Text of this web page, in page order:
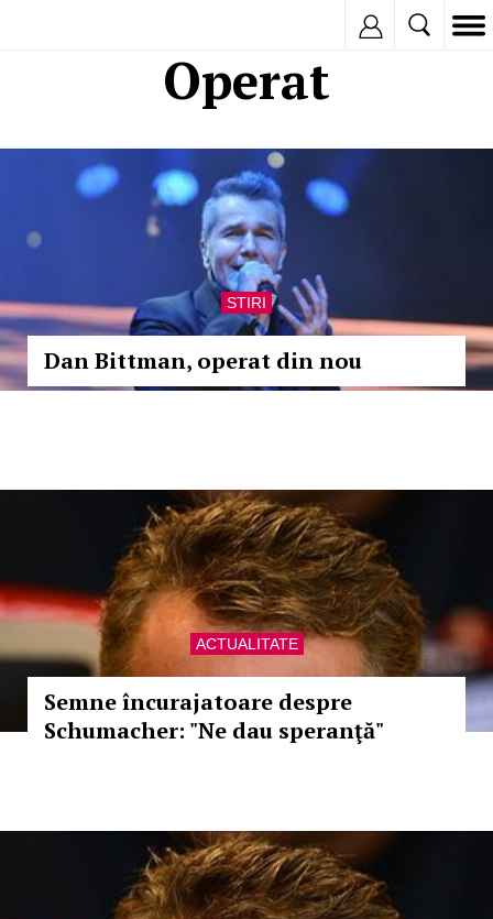
Operat
STIRI
Dan Bittman, operat din nou
ACTUALITATE
Semne încurajatoare despre
Schumacher: "Ne dau speranţă"